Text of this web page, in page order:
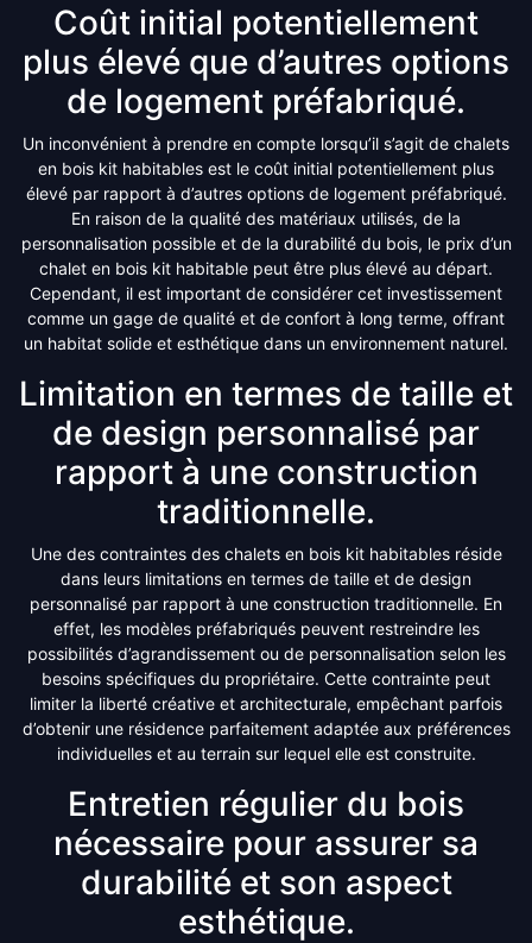
Coût initial potentiellement
plus élevé que d’autres options
de logement préfabriqué.
Un inconvénient à prendre en compte lorsqu’il s’agit de chalets
en bois kit habitables est le coût initial potentiellement plus
élevé par rapport à d’autres options de logement préfabriqué.
En raison de la qualité des matériaux utilisés, de la
personnalisation possible et de la durabilité du bois, le prix d’un
chalet en bois kit habitable peut être plus élevé au départ.
Cependant, il est important de considérer cet investissement
comme un gage de qualité et de confort à long terme, offrant
un habitat solide et esthétique dans un environnement naturel.
Limitation en termes de taille et
de design personnalisé par
rapport à une construction
traditionnelle.
Une des contraintes des chalets en bois kit habitables réside
dans leurs limitations en termes de taille et de design
personnalisé par rapport à une construction traditionnelle. En
effet, les modèles préfabriqués peuvent restreindre les
possibilités d’agrandissement ou de personnalisation selon les
besoins spécifiques du propriétaire. Cette contrainte peut
limiter la liberté créative et architecturale, empêchant parfois
d’obtenir une résidence parfaitement adaptée aux préférences
individuelles et au terrain sur lequel elle est construite.
Entretien régulier du bois
nécessaire pour assurer sa
durabilité et son aspect
esthétique.